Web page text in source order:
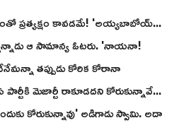
ప్రత్యక్షం కావడమే! 'అయ్యబాబోయ్...
ఆ సామాన్య ఓటరు. 'నాయనా!
తప్పుడు కోరిక కోరానా
మెజార్టీ రాకూడదని కోరుకున్నావే...
కోరుకున్నావు' అడిగాడు స్వామి. అదా